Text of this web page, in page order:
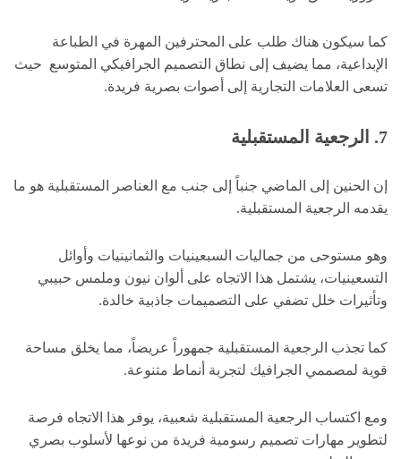
كما سيكون هناك طلب على المحترفين المهرة في الطباعة
الإبداعية، مما يضيف إلى نطاق التصميم الجرافيكي المتوسع حيث
تسعى العلامات التجارية إلى أصوات بصرية فريدة.
7. الرجعية المستقبلية
إن الحنين إلى الماضي جنباً إلى جنب مع العناصر المستقبلية هو ما
يقدمه الرجعية المستقبلية.
وهو مستوحى من جماليات السبعينيات والثمانينيات وأوائل
التسعينيات، يشتمل هذا الاتجاه على ألوان نيون وملمس حبيبي
وتأثيرات خلل تضفي على التصميمات جاذبية خالدة.
كما تجذب الرجعية المستقبلية جمهوراً عريضاً، مما يخلق مساحة
قوية لمصممي الجرافيك لتجربة أنماط متنوعة.
ومع اكتساب الرجعية المستقبلية شعبية، يوفر هذا الاتجاه فرصة
لتطوير مهارات تصميم رسومية فريدة من نوعها لأسلوب بصري